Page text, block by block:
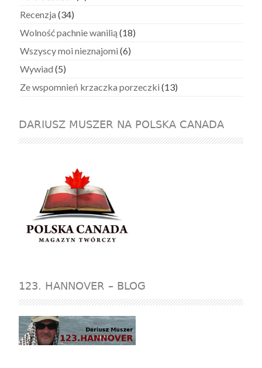
Recenzja (34)
Wolność pachnie wanilią (18)
Wszyscy moi nieznajomi (6)
Wywiad (5)
Ze wspomnień krzaczka porzeczki (13)
DARIUSZ MUSZER NA POLSKA CANADA
123. HANNOVER – BLOG